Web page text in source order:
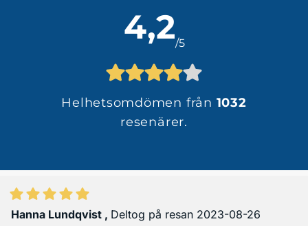
4,2/5
Helhetsomdömen från 1032
resenärer.
Hanna Lundqvist , Deltog på resan 2023-08-26